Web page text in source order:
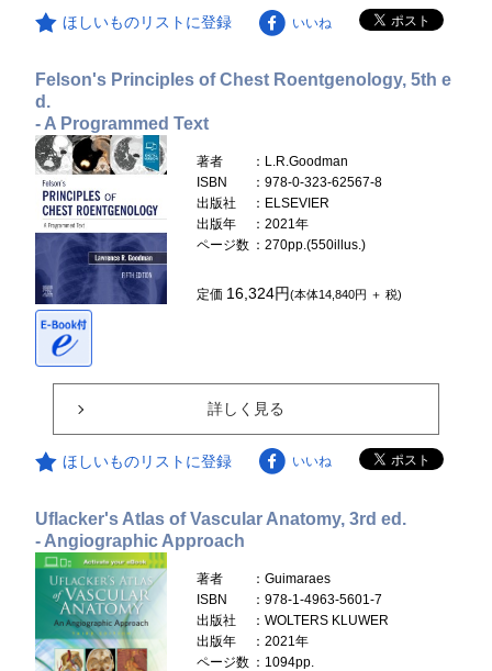
ほしいものリストに登録 いいね
Felson's Principles of Chest Roentgenology, 5th e
d.
- A Programmed Text
著者
：L.R.Goodman
ISBN
：978-0-323-62567-8
出版社
：ELSEVIER
出版年
：2021年
ページ数 ：270pp.(550illus.)
定価 16,324円(本体14,840円 ＋ 税)
詳しく見る
ほしいものリストに登録 いいね
Uflacker's Atlas of Vascular Anatomy, 3rd ed.
- Angiographic Approach
著者
：Guimaraes
ISBN
：978-1-4963-5601-7
出版社
：WOLTERS KLUWER
出版年
：2021年
ページ数 ：1094pp.